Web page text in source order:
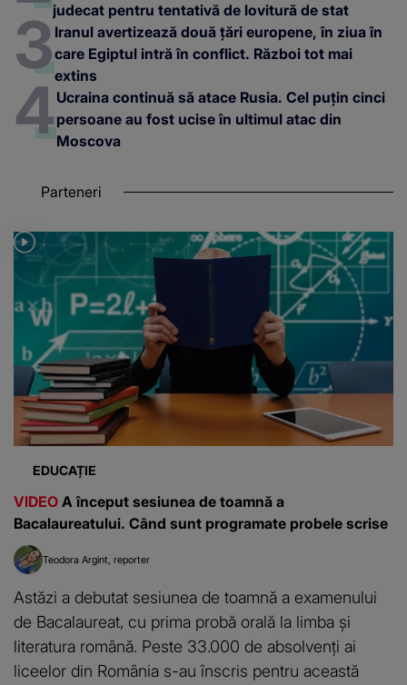
judecat pentru tentativă de lovitură de stat
Iranul avertizează două țări europene, în ziua în
care Egiptul intră în conflict. Război tot mai
extins
Ucraina continuă să atace Rusia. Cel puțin cinci
persoane au fost ucise în ultimul atac din
Moscova
Parteneri
EDUCAȚIE
VIDEO A început sesiunea de toamnă a
Bacalaureatului. Când sunt programate probele scrise
Teodora Argint reporter
Astăzi a debutat sesiunea de toamnă a examenului
de Bacalaureat, cu prima probă orală la limba și
literatura română. Peste 33.000 de absolvenți ai
liceelor din România s-au înscris pentru această